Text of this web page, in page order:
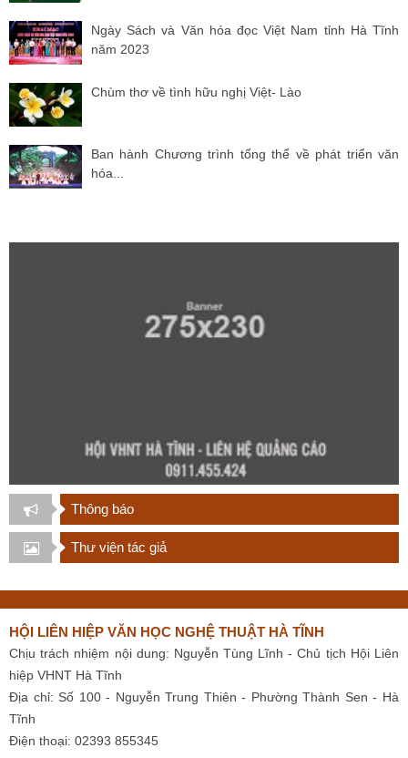
Ngày Sách và Văn hóa đọc Việt Nam tỉnh Hà Tĩnh
năm 2023
Chùm thơ về tình hữu nghị Việt- Lào
Ban hành Chương trình tổng thể về phát triển văn
hóa...
Thông báo
Thư viện tác giả
HỘI LIÊN HIỆP VĂN HỌC NGHỆ THUẬT HÀ TĨNH
Chịu trách nhiệm nội dung: Nguyễn Tùng Lĩnh - Chủ tịch Hội Liên
hiệp VHNT Hà Tĩnh
Địa chỉ: Số 100 - Nguyễn Trung Thiên - Phường Thành Sen - Hà
Tĩnh
Điện thoại: 02393 855345